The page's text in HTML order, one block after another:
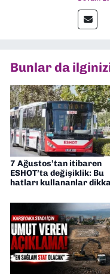
Bunlar da
7 Ağustos’tan itibaren
ESHOT’ta değişiklik: Bu
hatları kullananlar